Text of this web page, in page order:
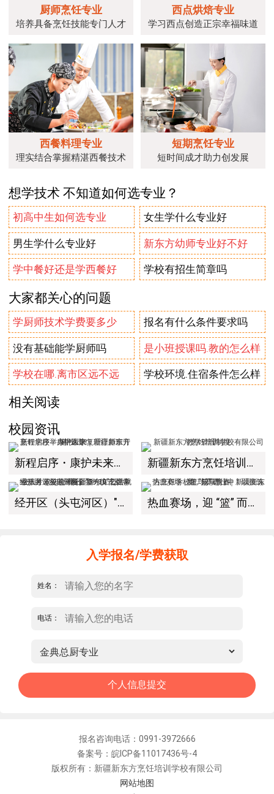
厨师烹饪专业
培养具备烹饪技能专门人才
西点烘焙专业
学习西点创造正宗幸福味道
西餐料理专业
理实结合掌握精湛西餐技术
短期烹饪专业
短时间成才助力创发展
想学技术 不知道如何选专业？
初高中生如何选专业 女生学什么专业好
男生学什么专业好 新东方幼师专业好不好
学中餐好还是学西餐好 学校有招生简章吗
大家都关心的问题
学厨师技术学费要多少 报名有什么条件要求吗
没有基础能学厨师吗 是小班授课吗.教的怎么样
学校在哪.离市区远不远 学校环境.住宿条件怎么样
相关阅读
校园资讯
新程启序・康护未来｜新疆新东方烹饪学校举办中医康复理疗师班开幕仪式！ 新疆新东方烹饪培训学校有限公司教学管理制度
经开区（头屯河区）"3+10"公共就业服务进校园暨新疆新东方烹饪学校人才双选会+校企签约仪式圆满举行 热血赛场，迎 “篮” 而上｜新疆新东方烹饪学校篮球赛进行中！以技筑梦，乐享青春
入学报名/学费获取
姓名：
电话：
报名咨询电话：0991-3972666
备案号：皖ICP备11017436号-4
版权所有：新疆新东方烹饪培训学校有限公司
网站地图